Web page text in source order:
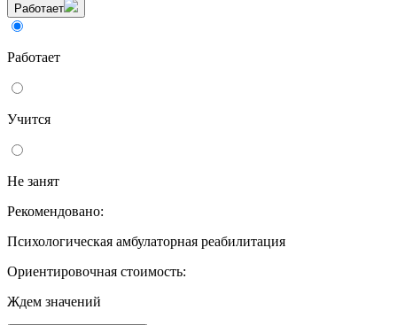
Работает
Работает
Учится
Не занят
Рекомендовано:
Психологическая амбулаторная реабилитация
Ориентировочная стоимость:
Ждем значений